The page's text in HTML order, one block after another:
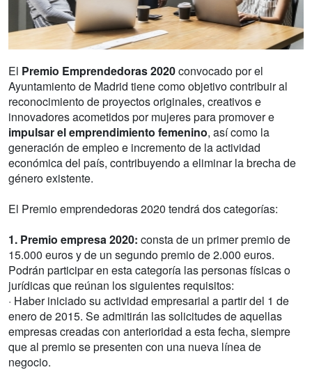
El Premio Emprendedoras 2020convocado por el
Ayuntamiento de Madrid tiene como objetivo contribuir al
reconocimiento de proyectos originales, creativos e
innovadores acometidos por mujeres para promover e
impulsar el emprendimiento femenino, así como la
generación de empleo e incremento de la actividad
económica del país, contribuyendo a eliminar la brecha de
género existente.
El Premio emprendedoras 2020 tendrá dos categorías:
1. Premio empresa 2020: consta de un primer premio de
15.000 euros y de un segundo premio de 2.000 euros.
Podrán participar en esta categoría las personas físicas o
jurídicas que reúnan los siguientes requisitos:
· Haber iniciado su actividad empresarial a partir del 1 de
enero de 2015. Se admitirán las solicitudes de aquellas
empresas creadas con anterioridad a esta fecha, siempre
que al premio se presenten con una nueva línea de
negocio.